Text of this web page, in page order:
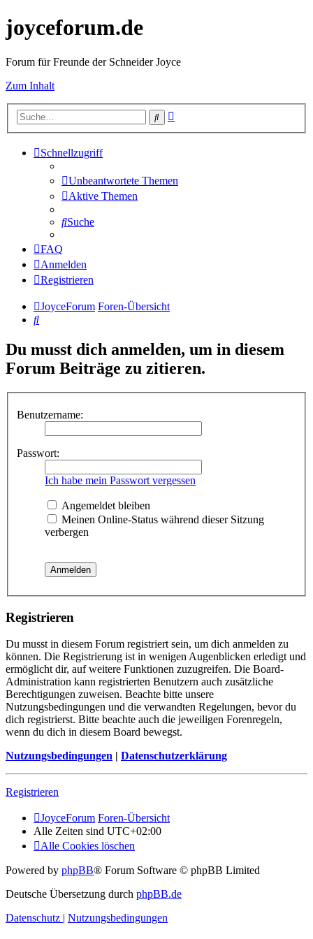
joyceforum.de
Forum für Freunde der Schneider Joyce
Zum Inhalt
Suche
Schnellzugriff
Unbeantwortete Themen
Aktive Themen
Suche
FAQ
Anmelden
Registrieren
JoyceForum Foren-Übersicht
Suche
Du musst dich anmelden, um in diesem
Forum Beiträge zu zitieren.
Benutzername:
Passwort:
Ich habe mein Passwort vergessen
Angemeldet bleiben
Meinen Online-Status während dieser Sitzung
verbergen
Registrieren
Du musst in diesem Forum registriert sein, um dich anmelden zu
können. Die Registrierung ist in wenigen Augenblicken erledigt und
ermöglicht dir, auf weitere Funktionen zuzugreifen. Die Board-
Administration kann registrierten Benutzern auch zusätzliche
Berechtigungen zuweisen. Beachte bitte unsere
Nutzungsbedingungen und die verwandten Regelungen, bevor du
dich registrierst. Bitte beachte auch die jeweiligen Forenregeln,
wenn du dich in diesem Board bewegst.
Nutzungsbedingungen | Datenschutzerklärung
Registrieren
JoyceForum Foren-Übersicht
Alle Zeiten sind UTC+02:00
Alle Cookies löschen
Powered by phpBB® Forum Software © phpBB Limited
Deutsche Übersetzung durch phpBB.de
Datenschutz | Nutzungsbedingungen